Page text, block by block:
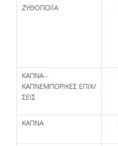
ΖΥΘΟΠΟΙΪΑ
ΚΑΠΝΑ -
ΚΑΠΝΕΜΠΟΡΙΚΕΣ ΕΠΙΧ/
ΣΕΙΣ
ΚΑΠΝΑ